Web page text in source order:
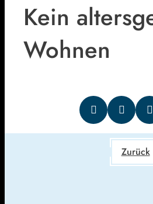
Kein
Wohnen
Zurück